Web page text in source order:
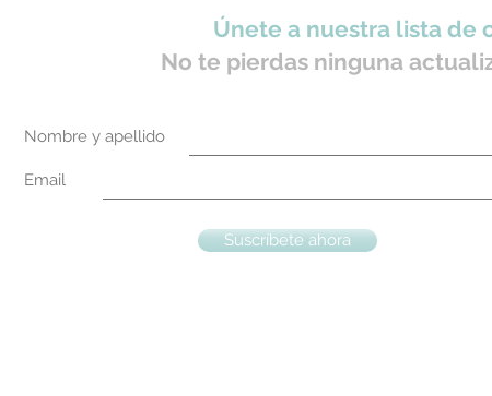
Únete a nuestra lista de
No te pierdas ninguna
Nombre y apellido
Email
Suscríbete ahora